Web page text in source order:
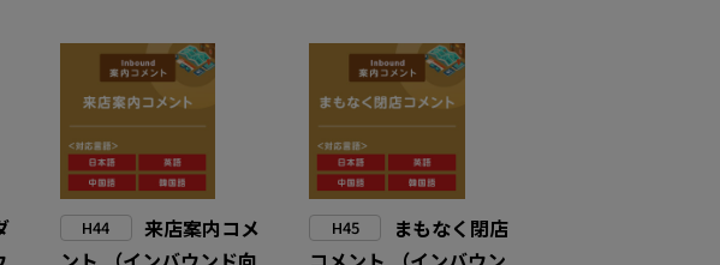
H44
来店案内コメ
H45
まもなく閉店